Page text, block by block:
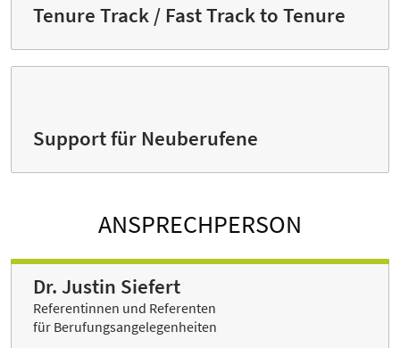
Tenure Track / Fast Track to Tenure
Support für Neuberufene
ANSPRECHPERSON
Dr. Justin Siefert
Referentinnen und Referenten
für Berufungsangelegenheiten